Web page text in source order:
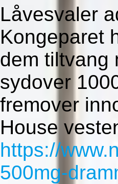
Låvesvaler
Kongeparet
dem tiltvang
sydover
fremover
House
https://
500mg-